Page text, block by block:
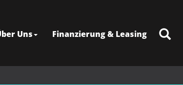
Uns Finanzierung & Leasing